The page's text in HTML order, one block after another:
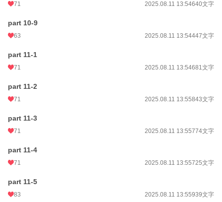
71 2025.08.11 13:54640文字
part 10-9
63 2025.08.11 13:54447文字
part 11-1
71 2025.08.11 13:54681文字
part 11-2
71 2025.08.11 13:55843文字
part 11-3
71 2025.08.11 13:55774文字
part 11-4
71 2025.08.11 13:55725文字
part 11-5
83 2025.08.11 13:55939文字